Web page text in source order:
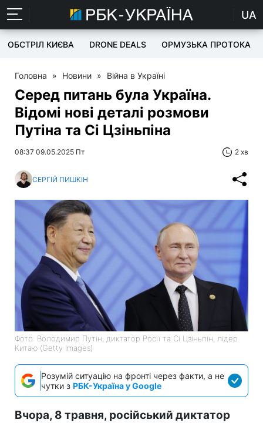
UA
ОБСТРІЛ КИЄВА DRONE DEALS ОРМУЗЬКА ПРОТОКА
Головна » Новини » Війна в Україні
Серед питань була Україна.
Відомі нові деталі розмови
Путіна та Сі Цзіньпіна
08:37 09.05.2025 Пт 2 хв
СЕРГІЙ ПИШКІН
Фото: Володимир Путін, диктатор Росії та Сі Цзіньпін, лідер
Китаю (Getty Images)
Розумій ситуацію на фронті через факти, а не
чутки з РБК-Україна у Google
Вчора, 8 травня, російський диктатор